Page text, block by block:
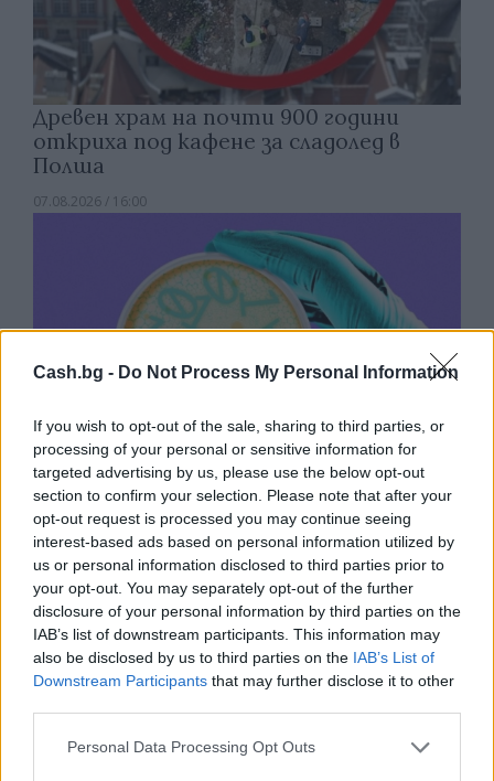
Cash.bg - Do Not Process My Personal Information
If you wish to opt-out of the sale, sharing to third parties, or
processing of your personal or sensitive information for
targeted advertising by us, please use the below opt-out
section to confirm your selection. Please note that after your
opt-out request is processed you may continue seeing
interest-based ads based on personal information utilized by
us or personal information disclosed to third parties prior to
your opt-out. You may separately opt-out of the further
disclosure of your personal information by third parties on the
IAB’s list of downstream participants. This information may
also be disclosed by us to third parties on the IAB’s List of
Downstream Participants that may further disclose it to other
Personal Data Processing Opt Outs
Древен храм на почти 900 години
откриха под кафене за сладолед в
Полша
07.08.2026 / 16:00
Изкуствен интелект за първи път
създаде нови жизнеспособни вируси
07.08.2026 / 15:30